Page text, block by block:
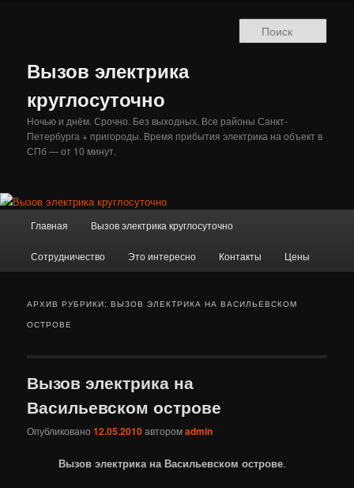
Вызов электрика
круглосуточно
Ночью и днём. Срочно. Без выходных. Все районы Санкт-
Петербурга + пригороды. Время прибытия электрика на объект в
СПб — от 10 минут.
Главная Вызов электрика круглосуточно
Сотрудничество Это интересно Контакты Цены
АРХИВ РУБРИКИ:ВЫЗОВ ЭЛЕКТРИКА НА ВАСИЛЬЕВСКОМ
ОСТРОВЕ
Вызов электрика на
Васильевском острове
Опубликовано12.05.2010авторомadmin
Вызов электрика на Васильевском острове.